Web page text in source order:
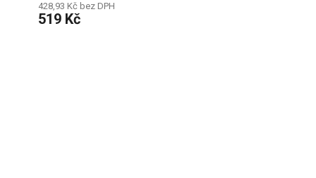
428,93 Kč bez DPH
519 Kč